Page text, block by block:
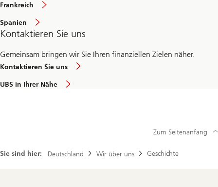
Frankreich
Spanien
Kontaktieren Sie uns
Gemeinsam bringen wir Sie Ihren finanziellen Zielen näher.
Kontaktieren Sie uns
UBS in Ihrer Nähe
Sie sind hier: Deutschland Wir über uns Geschichte
Zum Seitenanfang